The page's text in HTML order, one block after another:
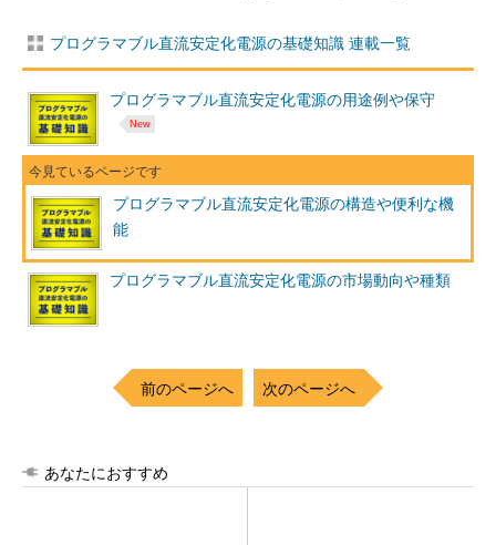
プログラマブル直流安定化電源の基礎知識 連載一覧
プログラマブル直流安定化電源の用途例や保守
プログラマブル直流安定化電源の構造や便利な機
能
プログラマブル直流安定化電源の市場動向や種類
前のページへ 次のページへ
あなたにおすすめ